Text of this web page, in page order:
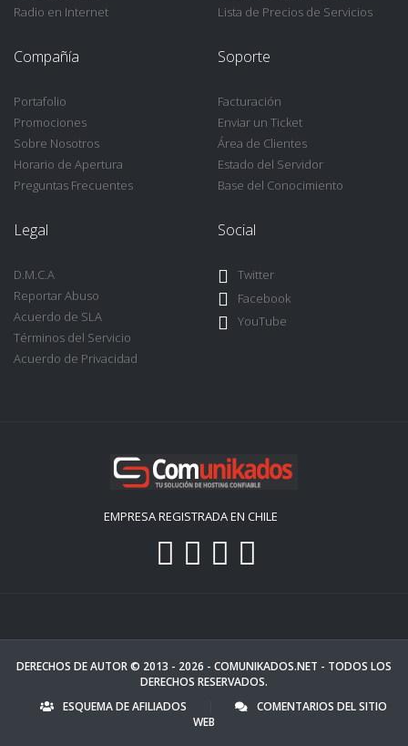
Radio en Internet
Lista de Precios de Servicios
Compañía
Portafolio
Promociones
Sobre Nosotros
Horario de Apertura
Preguntas Frecuentes
Soporte
Facturación
Enviar un Ticket
Área de Clientes
Estado del Servidor
Base del Conocimiento
Legal
D.M.C.A
Reportar Abuso
Acuerdo de SLA
Términos del Servicio
Acuerdo de Privacidad
Social
Twitter
Facebook
YouTube
EMPRESA REGISTRADA EN CHILE
DERECHOS DE AUTOR © 2013 - 2026 - COMUNIKADOS.NET - TODOS LOS
DERECHOS RESERVADOS.
ESQUEMA DE AFILIADOS
COMENTARIOS DEL SITIO
WEB